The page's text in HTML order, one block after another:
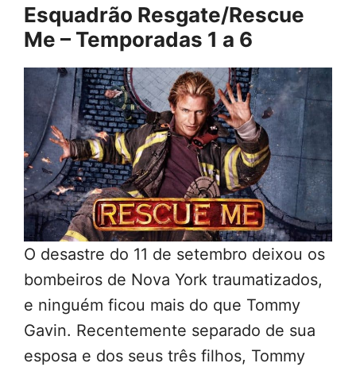
Esquadrão Resgate/Rescue
Me – Temporadas 1 a 6
O desastre do 11 de setembro deixou os
bombeiros de Nova York traumatizados,
e ninguém ficou mais do que Tommy
Gavin. Recentemente separado de sua
esposa e dos seus três filhos, Tommy